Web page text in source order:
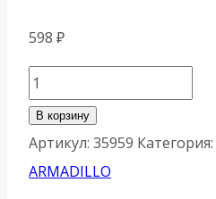
598 ₽
Количество
товара
Накладка
Armadillo
В корзину
Артикул: 35959 Категория:
ARMADILLO